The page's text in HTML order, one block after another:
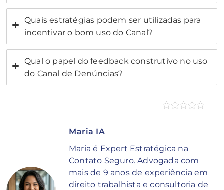
Quais estratégias podem ser utilizadas para
incentivar o bom uso do Canal?
Qual o papel do feedback construtivo no uso
do Canal de Denúncias?
Maria IA
Maria é Expert Estratégica na
Contato Seguro. Advogada com
mais de 9 anos de experiência em
direito trabalhista e consultoria de